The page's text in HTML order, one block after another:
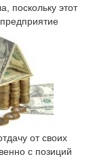
поскольку этот
от своих
с позиций